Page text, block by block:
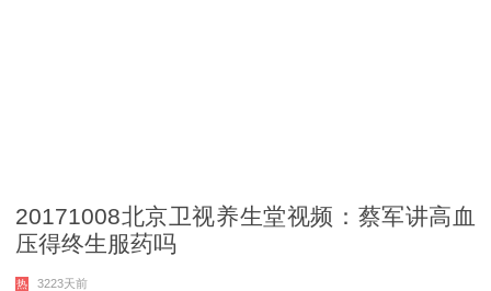
20171008北京卫视养生堂视频：蔡军讲高血
压得终生服药吗
热 3223天前